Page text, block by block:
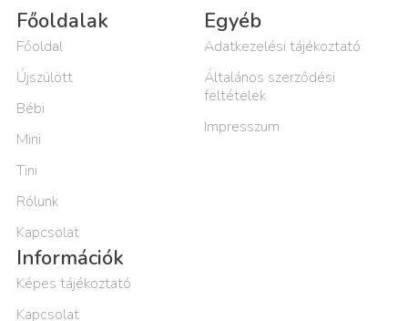
Főoldalak
Főoldal
Újszülött
Bébi
Mini
Tini
Rólunk
Kapcsolat
Egyéb
Adatkezelési tájékoztató
Általános szerződési
feltételek
Impresszum
Információk
Képes tájékoztató
Kapcsolat